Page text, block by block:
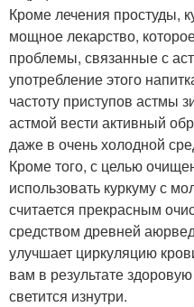
Кроме лечения простуды,
мощное лекарство,
проблемы, связанные с
употребление этого
частоту приступов астмы
астмой вести активный
даже в очень холодной
Кроме того, с целью
использовать куркуму с
считается прекрасным
средством древней
улучшает циркуляцию
вам в результате
светится изнутри.